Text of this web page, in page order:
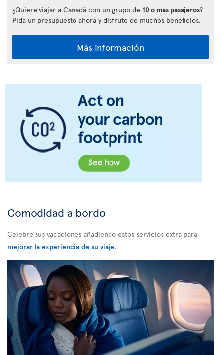
¿Quiere viajar a Canadá con un grupo de 10 o más pasajeros?
Pida un presupuesto ahora y disfrute de muchos beneficios.
Más información
Comodidad a bordo
Celebre sus vacaciones añadiendo estos servicios extra para
mejorar la experiencia de su viaje.